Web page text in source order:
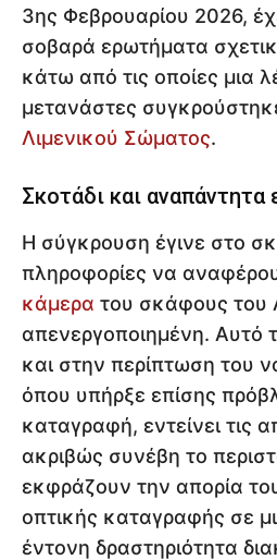
3ης Φεβρουαρίου 2026,
σοβαρά ερωτήματα
κάτω από τις οποίες μια
μετανάστες
Λιμενικού Σώματος.
Σκοτάδι και
Η σύγκρουση έγινε στο
πληροφορίες να
κάμερα του σκάφους του
απενεργοποιημένη. Αυτό
και στην περίπτωση του
όπου υπήρξε επίσης
καταγραφή, εντείνει τις
ακριβώς συνέβη το
εκφράζουν την απορία
οπτικής καταγραφής σε
έντονη δραστηριότητα